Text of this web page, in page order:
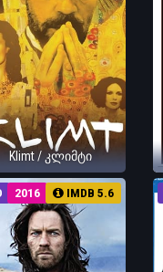
Klimt / კლიმტი
2016 IMDB 5.6